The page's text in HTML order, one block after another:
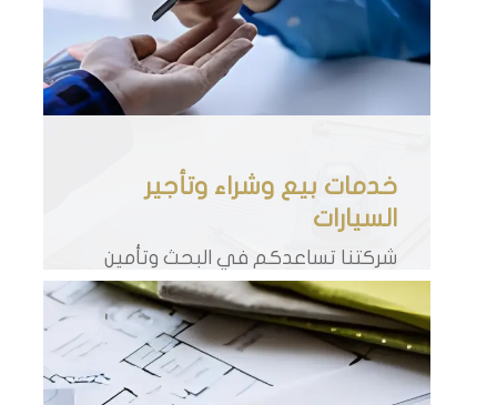
خدمات بيع وشراء وتأجير
السيارات
شركتنا تساعدكم في البحث وتأمين
سيارة أحلامكم لشرائها في تركيا أو
السيارة التي تساعدكم في قضاء
حوائجكم